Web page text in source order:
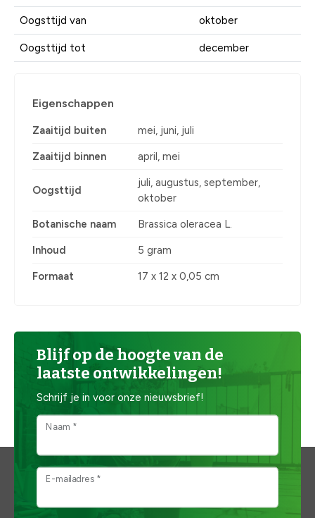
Oogsttijd van oktober
Oogsttijd tot december
Eigenschappen
Zaaitijd buiten mei, juni, juli
Zaaitijd binnen april, mei
Oogsttijd
juli, augustus, september,
oktober
Botanische naam Brassica oleracea L.
Inhoud 5 gram
Formaat 17 x 12 x 0,05 cm
Blijf op de hoogte van de
laatste ontwikkelingen!
Schrijf je in voor onze nieuwsbrief!
Naam *
E-mailadres *